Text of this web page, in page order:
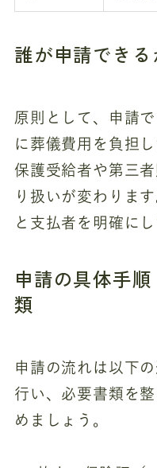
誰が申請できる
原則として、申請
に葬儀費用を負担
保護受給者や第三
り扱いが変わりま
と支払者を明確に
申請の具体手
類
申請の流れは以下
行い、必要書類を
めましょう。